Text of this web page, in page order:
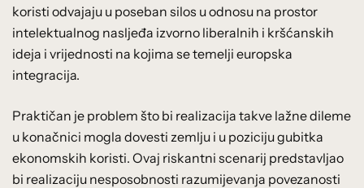
koristi odvajaju u poseban silos u odnosu na prostor
intelektualnog nasljeđa izvorno liberalnih i kršćanskih
ideja i vrijednosti na kojima se temelji europska
integracija.
Praktičan je problem što bi realizacija takve lažne dileme
u konačnici mogla dovesti zemlju i u poziciju gubitka
ekonomskih koristi. Ovaj riskantni scenarij predstavljao
bi realizaciju nesposobnosti razumijevanja povezanosti